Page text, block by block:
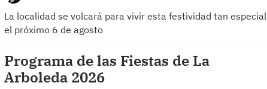
La localidad se volcará para vivir esta festividad tan especial
el próximo 6 de agosto
Programa de las Fiestas de La
Arboleda 2026